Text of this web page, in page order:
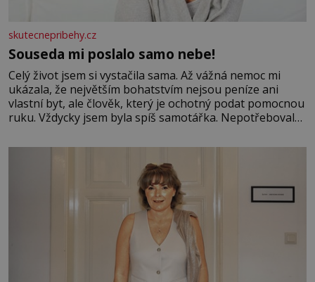
skutecnepribehy.cz
Souseda mi poslalo samo nebe!
Celý život jsem si vystačila sama. Až vážná nemoc mi
ukázala, že největším bohatstvím nejsou peníze ani
vlastní byt, ale člověk, který je ochotný podat pomocnou
ruku. Vždycky jsem byla spíš samotářka. Nepotřebovala
mi knihy, práce a hlavně klid. Hned po studiích jsem